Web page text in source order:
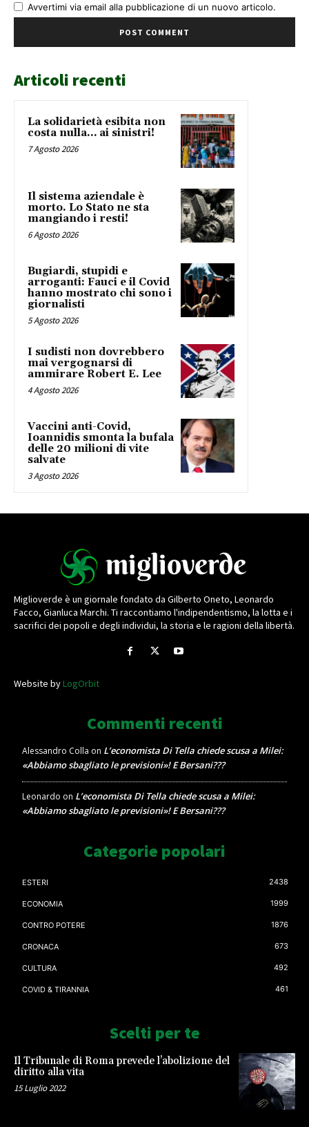
Avvertimi via email alla pubblicazione di un nuovo articolo.
Articoli recenti
La solidarietà esibita non
costa nulla… ai sinistri!
7 Agosto 2026
Il sistema aziendale è
morto. Lo Stato ne sta
mangiando i resti!
6 Agosto 2026
Bugiardi, stupidi e
arroganti: Fauci e il Covid
hanno mostrato chi sono i
giornalisti
5 Agosto 2026
I sudisti non dovrebbero
mai vergognarsi di
ammirare Robert E. Lee
4 Agosto 2026
Vaccini anti-Covid,
Ioannidis smonta la bufala
delle 20 milioni di vite
salvate
3 Agosto 2026
Miglioverde è un giornale fondato da Gilberto Oneto, Leonardo
Facco, Gianluca Marchi. Ti raccontiamo l'indipendentismo, la lotta e i
sacrifici dei popoli e degli individui, la storia e le ragioni della libertà.
Website byLogOrbit
Commenti recenti
Alessandro Colla on L’economista Di Tella chiede scusa a Milei:
«Abbiamo sbagliato le previsioni»! E Bersani???
Leonardo on L’economista Di Tella chiede scusa a Milei:
«Abbiamo sbagliato le previsioni»! E Bersani???
Categorie popolari
ESTERI 2438
ECONOMIA 1999
CONTRO POTERE 1876
CRONACA 673
CULTURA 492
COVID & TIRANNIA 461
Scelti per te
Il Tribunale di Roma prevede l’abolizione del
diritto alla vita
15 Luglio 2022